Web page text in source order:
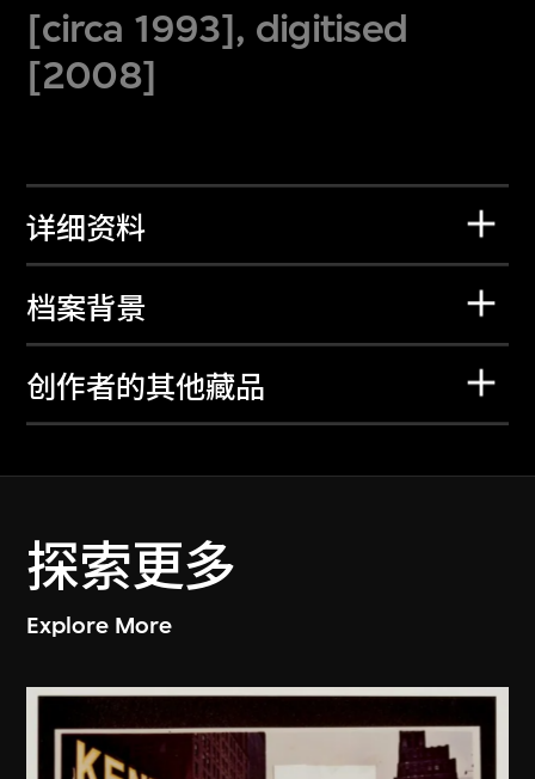
[circa 1993], digitised
[2008]
详细资料
档案背景
创作者的其他藏品
探索更多
Explore More